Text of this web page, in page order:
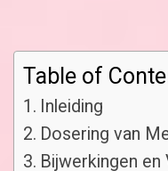
Table of
Inleiding
Dosering van
Bijwerkingen